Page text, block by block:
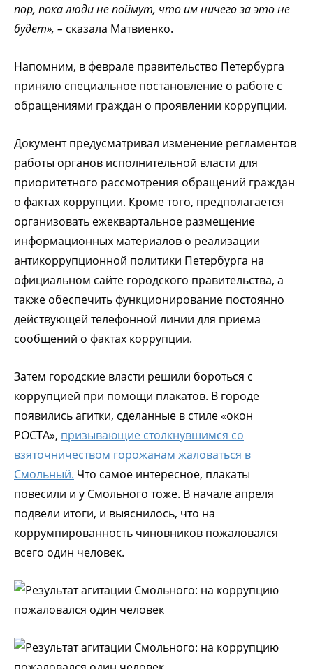
пор, пока люди не поймут, что им ничего за это не
будет», – сказала Матвиенко.
Напомним, в феврале правительство Петербурга
приняло специальное постановление о работе с
обращениями граждан о проявлении коррупции.
Документ предусматривал изменение регламентов
работы органов исполнительной власти для
приоритетного рассмотрения обращений граждан
о фактах коррупции. Кроме того, предполагается
организовать ежеквартальное размещение
информационных материалов о реализации
антикоррупционной политики Петербурга на
официальном сайте городского правительства, а
также обеспечить функционирование постоянно
действующей телефонной линии для приема
сообщений о фактах коррупции.
Затем городские власти решили бороться с
коррупцией при помощи плакатов. В городе
появились агитки, сделанные в стиле «окон
РОСТА», призывающие столкнувшимся со
взяточничеством горожанам жаловаться в
Смольный. Что самое интересное, плакаты
повесили и у Смольного тоже. В начале апреля
подвели итоги, и выяснилось, что на
коррумпированность чиновников пожаловался
всего один человек.